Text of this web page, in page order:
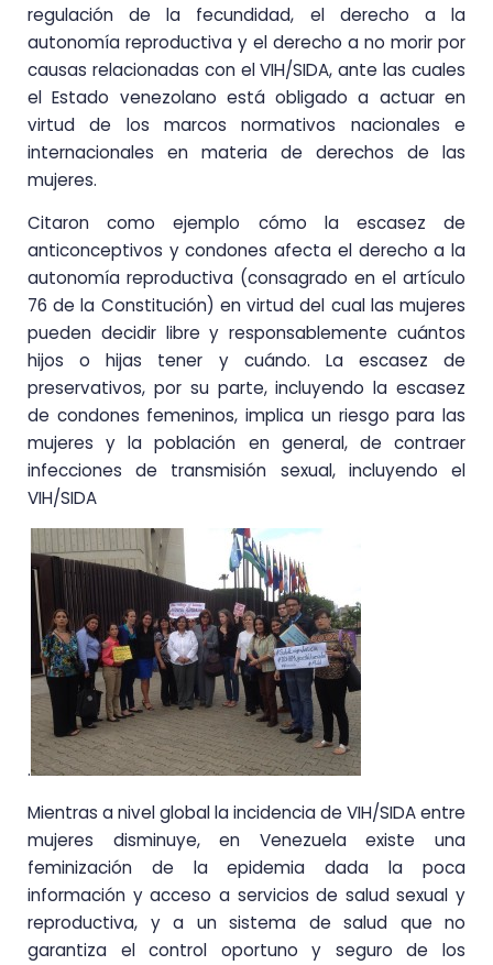
regulación de la fecundidad, el derecho a la
autonomía reproductiva y el derecho a no morir por
causas relacionadas con el VIH/SIDA, ante las cuales
el Estado venezolano está obligado a actuar en
virtud de los marcos normativos nacionales e
internacionales en materia de derechos de las
mujeres.
Citaron como ejemplo cómo la escasez de
anticonceptivos y condones afecta el derecho a la
autonomía reproductiva (consagrado en el artículo
76 de la Constitución) en virtud del cual las mujeres
pueden decidir libre y responsablemente cuántos
hijos o hijas tener y cuándo. La escasez de
preservativos, por su parte, incluyendo la escasez
de condones femeninos, implica un riesgo para las
mujeres y la población en general, de contraer
infecciones de transmisión sexual, incluyendo el
VIH/SIDA
.
Mientras a nivel global la incidencia de VIH/SIDA entre
mujeres disminuye, en Venezuela existe una
feminización de la epidemia dada la poca
información y acceso a servicios de salud sexual y
reproductiva, y a un sistema de salud que no
garantiza el control oportuno y seguro de los